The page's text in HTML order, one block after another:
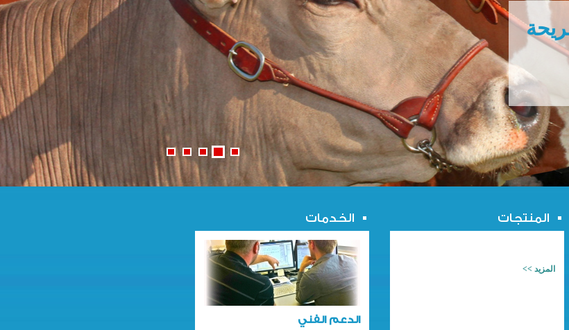
المنتجات
المزيد >>
الخدمات
الدعم الفني